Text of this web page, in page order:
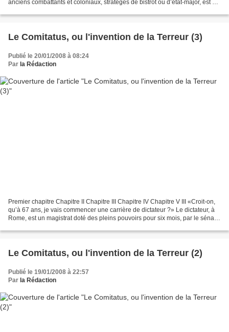
anciens combattants et coloniaux, stratèges de bistrot ou d’état-major, est de
Le Comitatus, ou l'invention de la Terreur (3)
Publié le 20/01/2008 à 08:24
Par la Rédaction
Premier chapitre Chapitre II Chapitre III Chapitre IV Chapitre V III «Croit-on,
qu’à 67 ans, je vais commencer une carrière de dictateur ?» Le dictateur, à
Rome, est un magistrat doté des pleins pouvoirs pour six mois, par le sénat
Le Comitatus, ou l'invention de la Terreur (2)
Publié le 19/01/2008 à 22:57
Par la Rédaction